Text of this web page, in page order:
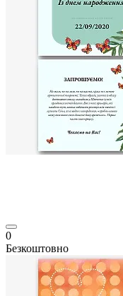
0
Безкоштовно